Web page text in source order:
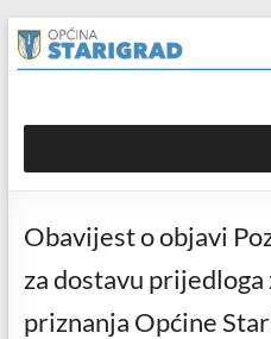
content
Skip
to
content
Općina
Starigrad
mrežna
stranica
Obavijest o objavi
za dostavu
priznanja Općine